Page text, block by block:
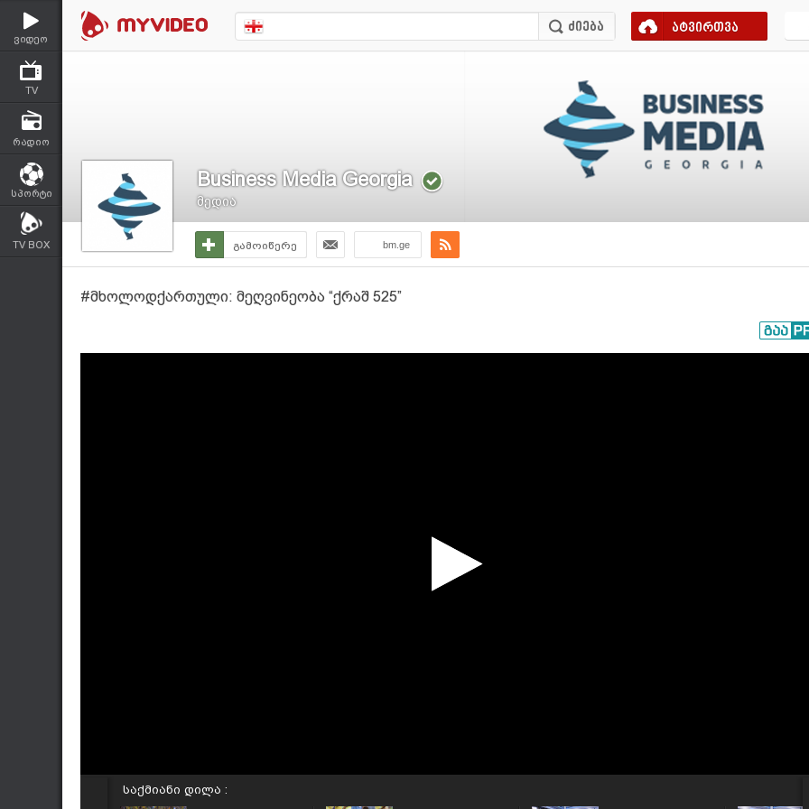
ვიდეო
TV
რადიო
სპორტი
TV BOX
ატვირთვა
Business Media Georgia
მედია
გამოიწერე bm.ge
#მხოლოდქართული: მეღვინეობა “ქრაშ 525”
საქმიანი დილა :